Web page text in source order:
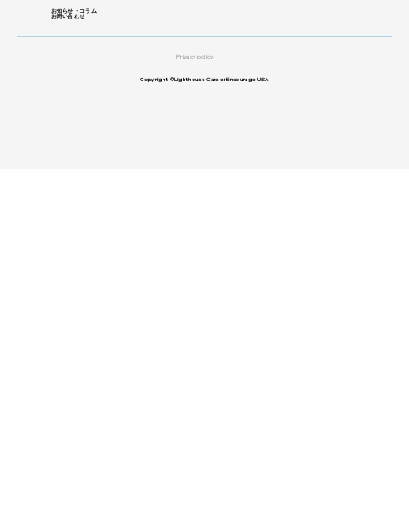
お知らせ・コラム
お問い合わせ
Privacy policy
Copyright ©Lighthouse Career Encourage USA